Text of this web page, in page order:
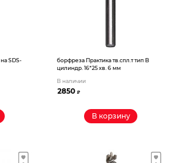
SDS-
борфреза Практика тв.спл.т тип B
цилиндр. 16*25 хв. 6 мм
В наличии
2850₽
В корзину